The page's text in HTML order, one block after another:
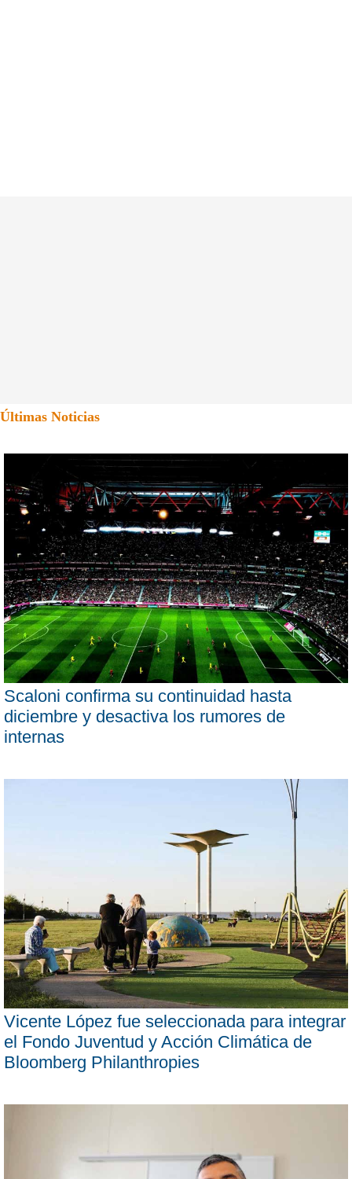
Últimas Noticias
Scaloni confirma su continuidad hasta
diciembre y desactiva los rumores de
internas
Vicente López fue seleccionada para integrar
el Fondo Juventud y Acción Climática de
Bloomberg Philanthropies